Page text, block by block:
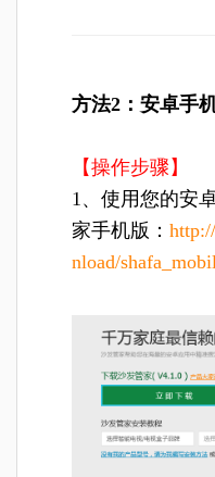
方法2：安卓手
【操作步骤】
1、使用您的安
家手机版：
nload/